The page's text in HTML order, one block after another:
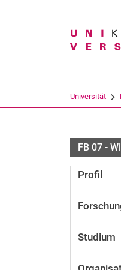
Universität
FB 07 -
Profil
Studium